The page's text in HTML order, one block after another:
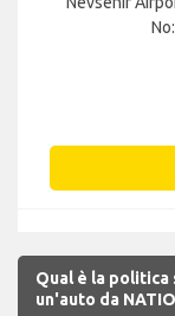
Qual è la politica
un'auto da